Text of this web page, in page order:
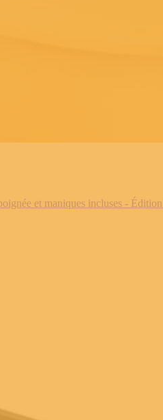
et maniques incluses -